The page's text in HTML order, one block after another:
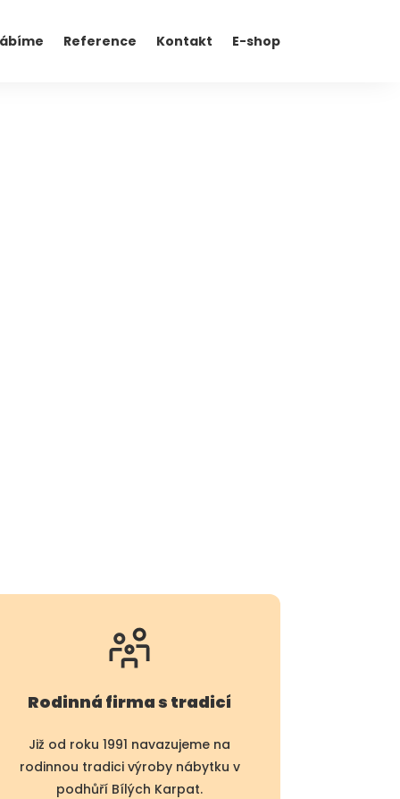
Reference Kontakt E-shop
Rodinná firma s tradicí
Již od roku 1991 navazujeme na
rodinnou tradici výroby nábytku v
podhůří Bílých Karpat.